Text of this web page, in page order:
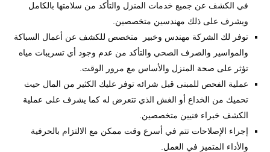
في الكشف عن جميع خدمات المنزل والتأكد من سلامتها بالكامل
ويشرف على ذلك مهندسين متخصصين.
توفر لك الشركة مهندس وخبير متخصص للكشف عن أعمال السباكة
والمواسير والصرف الصحي والتأكد من عدم وجود أي تسريبات مياه
تؤثر على صحة المنزل والأساس مع مرور الوقت.
عملية الفحص للمبنى قبل شرائه توفر عليك الكثير من المال حيث
تحميك من الخداع أو الغش الذي تتعرض له كما يشرف على عملية
الكشف خبراء فنيين متخصصين.
إجراء الإصلاحات تتم في أسرع وقت ممكن مع الالتزام بالحرفية
والأداء المتميز في العمل.